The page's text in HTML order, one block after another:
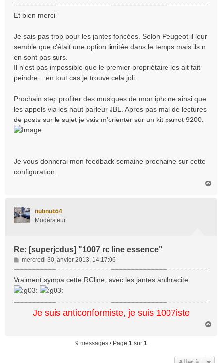
e
s
g
e
Et bien merci!
Je sais pas trop pour les jantes foncées. Selon Peugeot il leur
semble que c'était une option limitée dans le temps mais ils n
en sont pas surs.
Il n'est pas impossible que le premier propriétaire les ait fait
peindre... en tout cas je trouve cela joli.
Prochain step profiter des musiques de mon iphone ainsi que
les appels via les haut parleur JBL. Apres pas mal de lectures
de posts sur le sujet je vais m'orienter sur un kit parrot 9200.
Je vous donnerai mon feedback semaine prochaine sur cette
configuration.
nubnub54
Modérateur
Re: [superjcdus] "1007 rc line essence"
M
e
s
s
a
g
mercredi 30 janvier 2013, 14:17:06
Vraiment sympa cette RCline, avec les jantes anthracite
Je suis anticonformiste, je suis 1007iste
9 messages • Page 1sur 1